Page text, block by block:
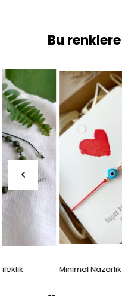
Bu
Minimal Nazarlık